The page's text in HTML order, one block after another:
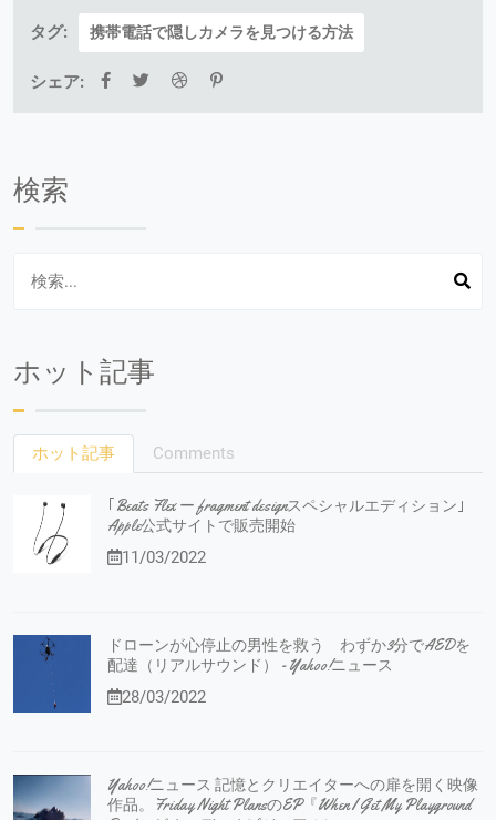
タグ: 携帯電話で隠しカメラを見つける方法
シェア:
検索
ホット記事
ホット記事 Comments
｢Beats Flex ー fragment designスペシャルエディション｣
Apple公式サイトで販売開始
11/03/2022
ドローンが心停止の男性を救う わずか3分でAEDを
配達（リアルサウンド） - Yahoo!ニュース
28/03/2022
Yahoo!ニュース 記憶とクリエイターへの扉を開く映像
作品。Friday Night PlansのEP『When I Get My Playground